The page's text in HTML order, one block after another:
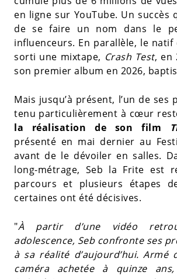
en ligne sur YouTube. Un succès
de se faire un nom dans le
influenceurs. En parallèle, le natif
sorti une mixtape, Crash Test, en
son premier album en 2026,
Mais jusqu’à présent, l’un de
tenu particulièrement à cœur
la réalisation de son film
présenté en mai dernier au
avant de le dévoiler en salles.
long-métrage, Seb la Frite est
parcours et plusieurs étapes
certaines ont été décisives.
"À partir d’une vidéo
adolescence, Seb confronte ses
à sa réalité d’aujourd’hui. Armé
caméra achetée à quinze